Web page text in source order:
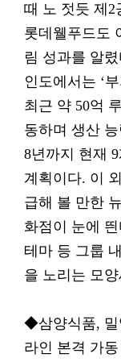
때 노 젓듯 제2
롯데웰푸드도
림 성과를 알
인도에서는 ‘
최근 약 50억
동하며 생산
8년까지 현재
계획이다. 이
급해 볼 만한
화점이 눈에
테마 등 그룹
을 노리는 모
◆삼양식품, 밀
라인 본격 가동